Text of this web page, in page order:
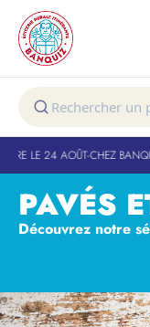
LE 24 AOÛT-CHEZ
PAVÉS
Découvrez notre